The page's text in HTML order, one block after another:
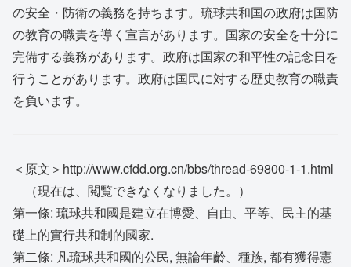
の安全・防衛の義務を持ちます。琉球共和国の政府は国防
の教育の職責を導く宣言があります。国家の安全を十分に
完備する義務があります。政府は国家の和平性の記念日を
行うことがあります。政府は国民に対する歴史教育の職責
を負います。
＜原文＞http://www.cfdd.org.cn/bbs/thread-69800-1-1.html
（現在は、閲覧できなくなりました。）
第一條: 琉球共和國是建立在博愛、自由、平等、民主的基
礎上的實行共和制的國家.
第二條: 凡琉球共和國的公民, 無論年齡、種族, 都有獲得憲